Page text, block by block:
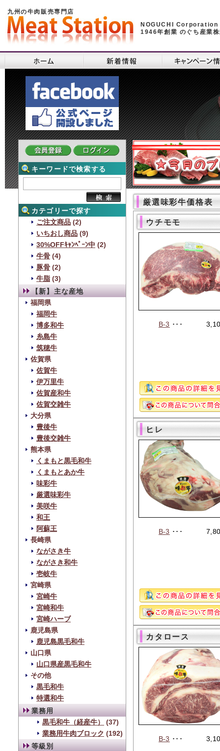
九州の牛肉販売専門店
NOGUCHI Corporation
1946年創業 のぐち産業
キーワードで検索する
カテゴリーで探す
ご注文商品 (2)
いちおし商品 (9)
30%OFFｷｬﾝﾍﾟｰﾝ中 (2)
牛骨 (4)
豚骨 (2)
牛脂 (3)
【新】主な産地
福岡県
福岡牛
博多和牛
糸島牛
筑穂牛
佐賀県
佐賀牛
伊万里牛
佐賀産和牛
佐賀交雑牛
大分県
豊後牛
豊後交雑牛
熊本県
くまもと黒毛和牛
くまもとあか牛
味彩牛
厳選味彩牛
美咲牛
和王
阿蘇王
長崎県
ながさき牛
ながさき和牛
壱岐牛
宮崎県
宮崎牛
宮崎和牛
宮崎ハーブ
鹿児島県
鹿児島黒毛和牛
山口県
山口県産黒毛和牛
その他
黒毛和牛
特選和牛
業務用
黒毛和牛（経産牛）
(37)
業務用牛肉ブロック (192)
等級別
厳選味彩牛価格表
ウチモモ
B-3 ･･･
ヒレ
B-3 ･･･
カタロース
B-3 ･･･